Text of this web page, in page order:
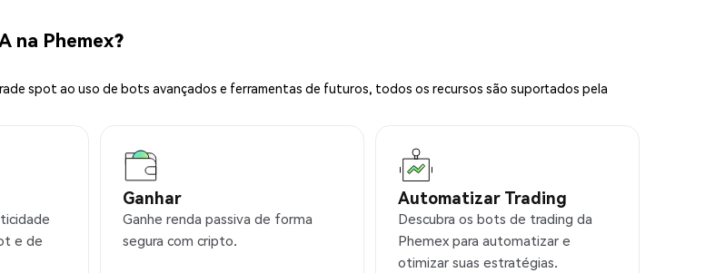
na Phemex?
spot ao uso de bots avançados e ferramentas de futuros, todos os recursos são suportados pela
e de
Ganhar
Ganhe renda passiva de forma
segura com cripto.
Automatizar Trading
Descubra os bots de trading da
Phemex para automatizar e
otimizar suas estratégias.